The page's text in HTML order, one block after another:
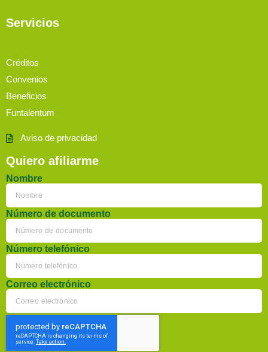
Servicios
Créditos
Convenios
Beneficios
Funtalentum
Aviso de privacidad
Quiero afiliarme
Nombre
Número de documento
Número telefónico
Correo electrónico